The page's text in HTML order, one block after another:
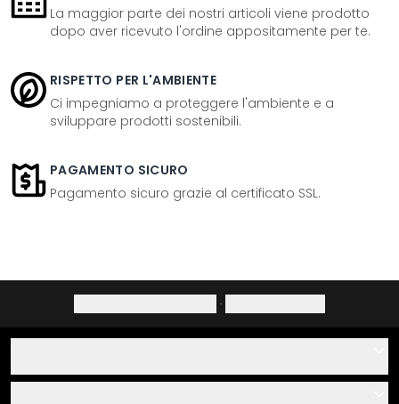
La maggior parte dei nostri articoli viene prodotto
dopo aver ricevuto l'ordine appositamente per te.
RISPETTO PER L'AMBIENTE
Ci impegniamo a proteggere l'ambiente e a
sviluppare prodotti sostenibili.
PAGAMENTO SICURO
Pagamento sicuro grazie al certificato SSL.
·